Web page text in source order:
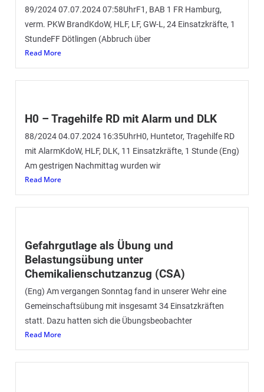
89/2024 07.07.2024 07:58UhrF1, BAB 1 FR Hamburg,
verm. PKW BrandKdoW, HLF, LF, GW-L, 24 Einsatzkräfte, 1
StundeFF Dötlingen (Abbruch über
Read More
H0 – Tragehilfe RD mit Alarm und DLK
88/2024 04.07.2024 16:35UhrH0, Huntetor, Tragehilfe RD
mit AlarmKdoW, HLF, DLK, 11 Einsatzkräfte, 1 Stunde (Eng)
Am gestrigen Nachmittag wurden wir
Read More
Gefahrgutlage als Übung und
Belastungsübung unter
Chemikalienschutzanzug (CSA)
(Eng) Am vergangen Sonntag fand in unserer Wehr eine
Gemeinschaftsübung mit insgesamt 34 Einsatzkräften
statt. Dazu hatten sich die Übungsbeobachter
Read More